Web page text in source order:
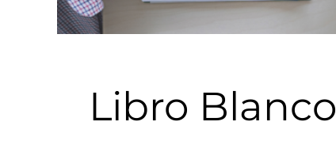
Libro Blanco